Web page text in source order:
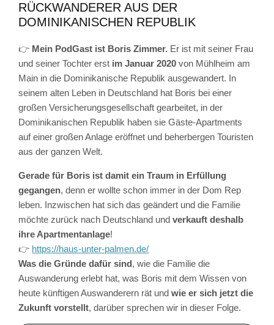
RÜCKWANDERER AUS DER
DOMINIKANISCHEN REPUBLIK
👉 Mein PodGast ist Boris Zimmer. Er ist mit seiner Frau
und seiner Tochter erst im Januar 2020 von Mühlheim am
Main in die Dominikanische Republik ausgewandert. In
seinem alten Leben in Deutschland hat Boris bei einer
großen Versicherungsgesellschaft gearbeitet, in der
Dominikanischen Republik haben sie Gäste-Apartments
auf einer großen Anlage eröffnet und beherbergen Touristen
aus der ganzen Welt.
Gerade für Boris ist damit ein Traum in Erfüllung
gegangen, denn er wollte schon immer in der Dom Rep
leben. Inzwischen hat sich das geändert und die Familie
möchte zurück nach Deutschland und verkauft deshalb
ihre Apartmentanlage!
👉 https://haus-unter-palmen.de/
Was die Gründe dafür sind, wie die Familie die
Auswanderung erlebt hat, was Boris mit dem Wissen von
heute künftigen Auswanderern rät undwie er sich jetzt die
Zukunft vorstellt, darüber sprechen wir in dieser Folge.